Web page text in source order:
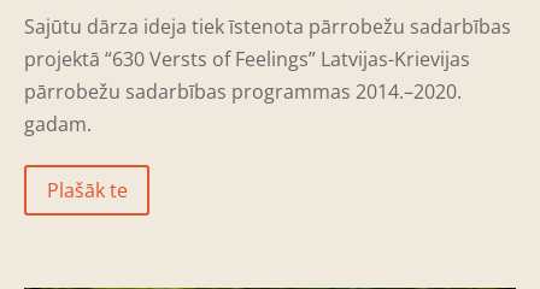
Sajūtu dārza ideja tiek īstenota pārrobežu sadarbības
projektā “630 Versts of Feelings” Latvijas-Krievijas
pārrobežu sadarbības programmas 2014.–2020.
gadam.
Plašāk te